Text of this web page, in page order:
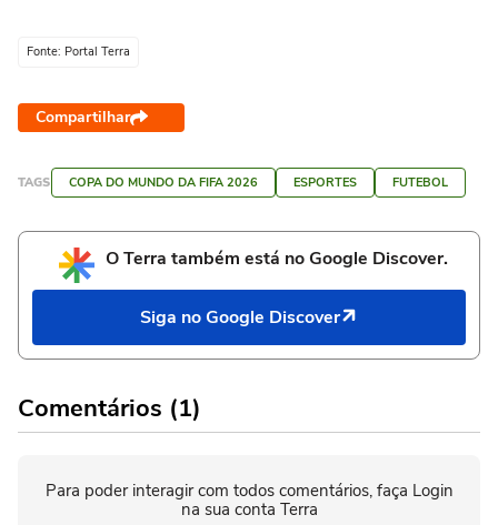
Fonte: Portal Terra
Compartilhar
TAGS COPA DO MUNDO DA FIFA 2026 ESPORTES FUTEBOL
O Terra também está no Google Discover.
Siga no Google Discover
Comentários (1)
Para poder interagir com todos comentários, faça Login
na sua conta Terra